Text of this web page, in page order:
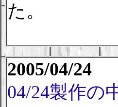
た。
2005/04/24
04/24製作の